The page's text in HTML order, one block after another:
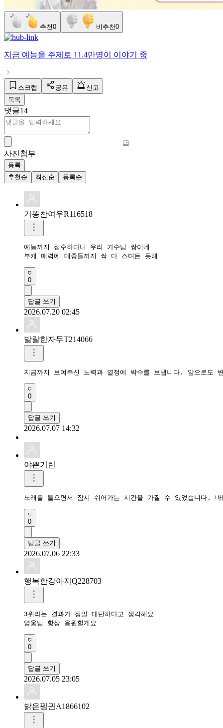
추천0 비추천0
지금 예능을 주제로 11.4만명이 이야기 중
스크랩 공유
신고
목록
댓글14
사진첨부
등록
추천순
최신순 등록순
기똥찬여우R116518
예능까지 접수하다니 우리 가수님 짱이네
부캐 매력에 대중들까지 싹 다 스며든 듯해
0
답글 쓰기
2026.07.20 02:45
발랄한자두T214066
지금까지 보여주신 노력과 열정에 박수를 보냅니다. 앞으로도
0
답글 쓰기
2026.07.07 14:32
야쁜기린
노래를 들으면서 잠시 쉬어가는 시간을 가질 수 있었습니다.
0
답글 쓰기
2026.07.06 22:33
행복한강아지Q228703
3위라는 결과가 정말 대단하다고 생각해요
영웅님 항상 응원할게요
0
답글 쓰기
2026.07.05 23:05
밝은펭귄A1866102